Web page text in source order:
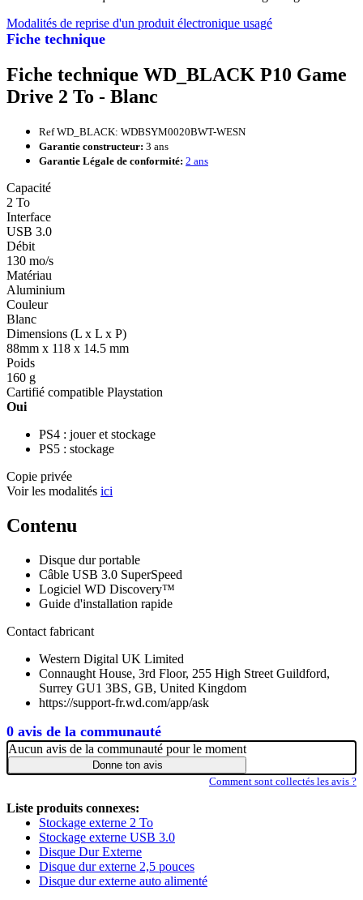
Fiche technique
0 avis de la communauté
Modalités de reprise d'un produit électronique usagé
Fiche technique WD_BLACK P10 Game
Drive 2 To - Blanc
Ref WD_BLACK: WDBSYM0020BWT-WESN
Garantie constructeur: 3 ans
Garantie Légale de conformité: 2 ans
Capacité
2 To
Interface
USB 3.0
Débit
130 mo/s
Matériau
Aluminium
Couleur
Blanc
Dimensions (L x L x P)
88mm x 118 x 14.5 mm
Poids
160 g
Cartifié compatible Playstation
Oui
PS4 : jouer et stockage
PS5 : stockage
Copie privée
Voir les modalités ici
Contenu
Disque dur portable
Câble USB 3.0 SuperSpeed
Logiciel WD Discovery™
Guide d'installation rapide
Contact fabricant
Western Digital UK Limited
Connaught House, 3rd Floor, 255 High Street Guildford,
Surrey GU1 3BS, GB, United Kingdom
https://support-fr.wd.com/app/ask
Aucun avis de la communauté pour le moment
Donne ton avis
Comment sont collectés les avis ?
Liste produits connexes:
Stockage externe 2 To
Stockage externe USB 3.0
Disque Dur Externe
Disque dur externe 2,5 pouces
Disque dur externe auto alimenté